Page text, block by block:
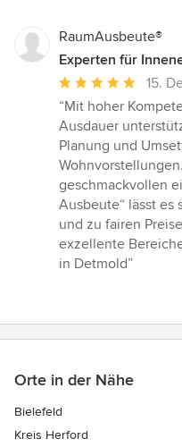
RaumAusbeute®
Experten für
Durchschnittliche
Bewertung:
5
von
5
Sternen
15.
“Mit hoher
Ausdauer
Planung und
geschmackvollen
Ausbeute“ lässt es
und zu fairen
exzellente
in Detmold”
Orte in der Nähe
Bielefeld
Kreis Herford